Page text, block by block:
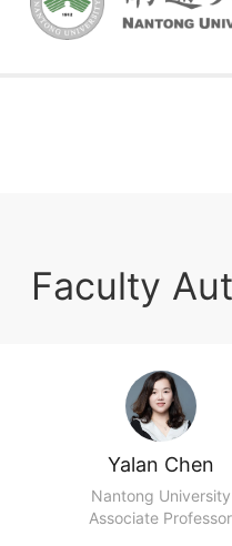
Faculty
Yalan Chen
Nantong University
Associate Professor